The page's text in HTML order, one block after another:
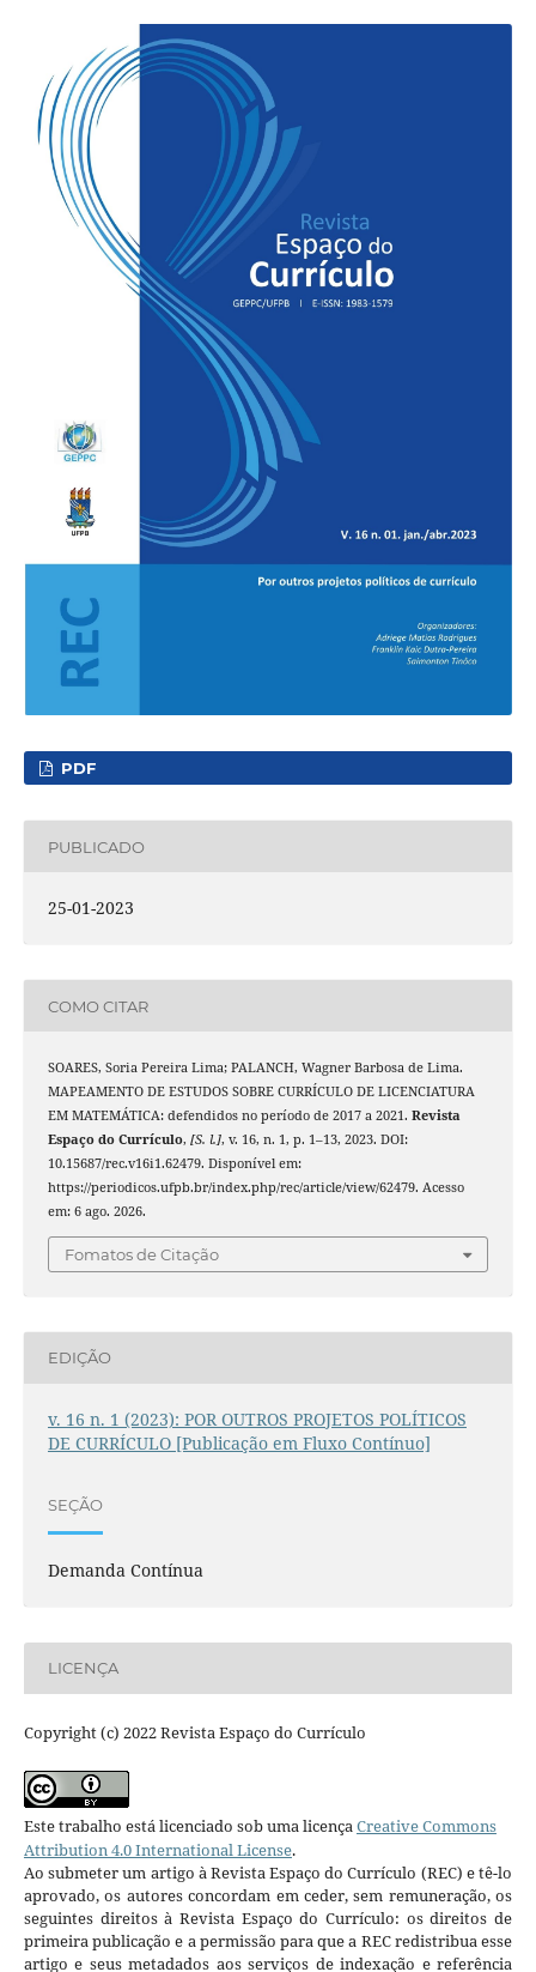
PDF
PUBLICADO
25-01-2023
COMO CITAR
SOARES, Soria Pereira Lima; PALANCH, Wagner Barbosa de Lima.
MAPEAMENTO DE ESTUDOS SOBRE CURRÍCULO DE LICENCIATURA
EM MATEMÁTICA: defendidos no período de 2017 a 2021. Revista
Espaço do Currículo, [S. l.], v. 16, n. 1, p. 1–13, 2023. DOI:
10.15687/rec.v16i1.62479. Disponível em:
https://periodicos.ufpb.br/index.php/rec/article/view/62479. Acesso
em: 6 ago. 2026.
Fomatos de Citação
EDIÇÃO
v. 16 n. 1 (2023): POR OUTROS PROJETOS POLÍTICOS
DE CURRÍCULO [Publicação em Fluxo Contínuo]
SEÇÃO
Demanda Contínua
LICENÇA
Copyright (c) 2022 Revista Espaço do Currículo
Este trabalho está licenciado sob uma licençaCreative Commons
Attribution 4.0 International License.
Ao submeter um artigo à Revista Espaço do Currículo (REC) e tê-lo
aprovado, os autores concordam em ceder, sem remuneração, os
seguintes direitos à Revista Espaço do Currículo: os direitos de
primeira publicação e a permissão para que a REC redistribua esse
artigo e seus metadados aos serviços de indexação e referência